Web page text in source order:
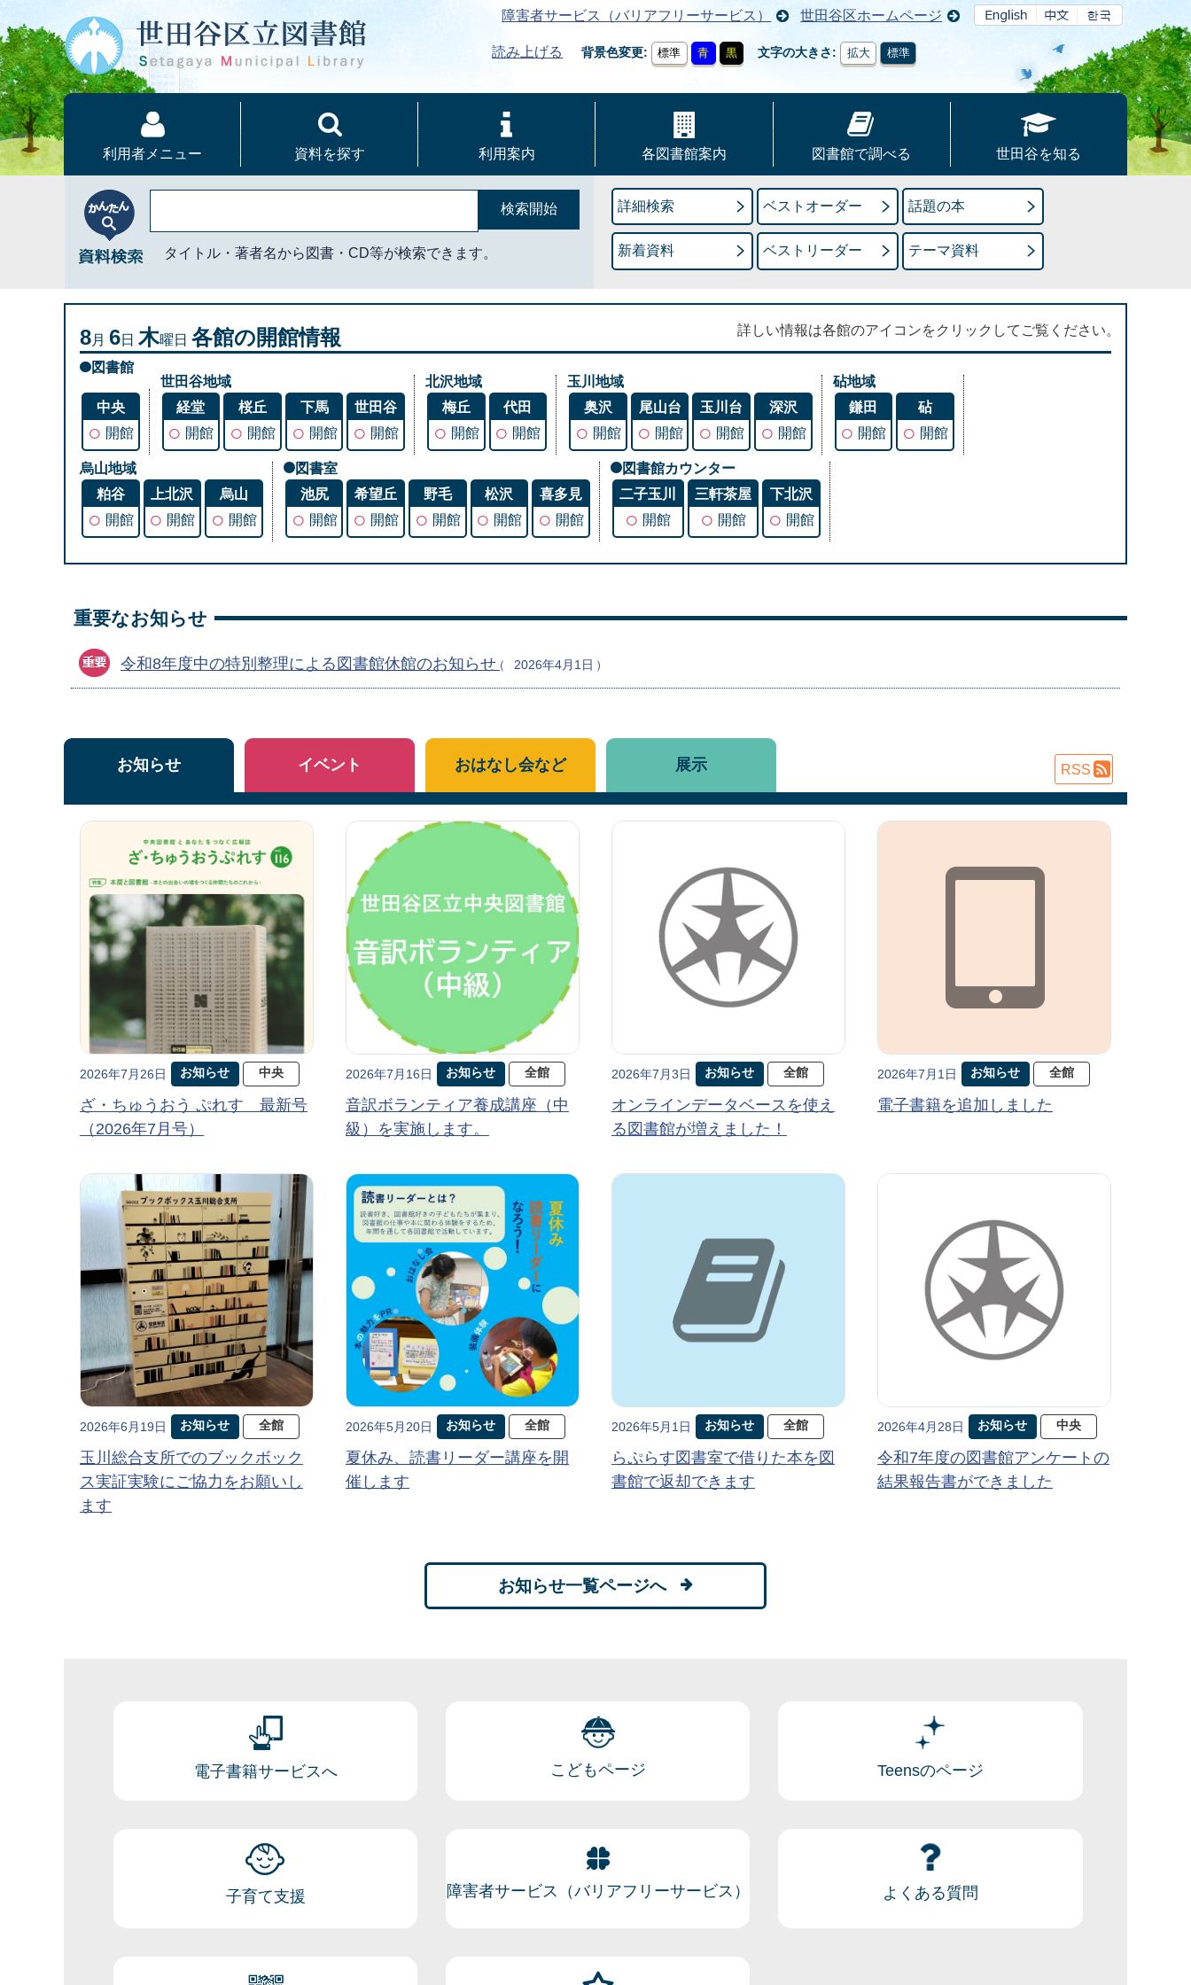
障害者サービス（バリアフリーサービス） 世田谷区ホームページ
読み上げる 背景色変更 標準 青 黒 文字の大きさ 拡大 標準
利用者メニュー 資料を探す 利用案内 各図書館案内 図書館で調べる 世田谷を知る
タイトル・著者名から図書・CD等が検索できます。
詳細検索 ベストオーダー 話題の本
新着資料 ベストリーダー テーマ資料
8月 6日 木曜日 各館の開館情報 詳しい情報は各館のアイコンをクリックしてご覧ください。
図書館
中央
○ 開館
世田谷地域
経堂
○ 開館
桜丘
○ 開館
下馬
○ 開館
世田谷
○ 開館
北沢地域
梅丘
○ 開館
代田
○ 開館
玉川地域
奥沢
○ 開館
尾山台
○ 開館
玉川台
○ 開館
深沢
○ 開館
砧地域
鎌田
○ 開館
砧
○ 開館
烏山地域
粕谷
○ 開館
上北沢
○ 開館
烏山
○ 開館
図書室
池尻
○ 開館
希望丘
○ 開館
野毛
○ 開館
松沢
○ 開館
喜多見
○ 開館
図書館カウンター
二子玉川
○ 開館
三軒茶屋
○ 開館
下北沢
○ 開館
重要なお知らせ
令和8年度中の特別整理による図書館休館のお知らせ 2026年4月1日
お知らせ
2026年7月26日 お知らせ 中央
ざ・ちゅうおう ぷれす 最新号
（2026年7月号）
2026年7月16日 お知らせ 全館
音訳ボランティア養成講座（中
級）を実施します。
2026年7月3日 お知らせ 全館
オンラインデータベースを使え
る図書館が増えました！
2026年7月1日 お知らせ 全館
電子書籍を追加しました
2026年6月19日 お知らせ 全館
玉川総合支所でのブックボック
ス実証実験にご協力をお願いし
ます
2026年5月20日 お知らせ 全館
夏休み、読書リーダー講座を開
催します
2026年5月1日 お知らせ 全館
らぷらす図書室で借りた本を図
書館で返却できます
2026年4月28日 お知らせ 中央
令和7年度の図書館アンケートの
結果報告書ができました
お知らせ一覧ページへ
イベント おはなし会など 展示 RSS
電子書籍サービスへ こどもページ Teensのページ
子育て支援 障害者サービス（バリアフリーサービス） よくある質問